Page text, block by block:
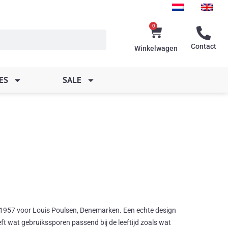
0
Winkelwagen
Winkelwagen Contact
SALE
voor Louis Poulsen, Denemarken. Een echte design
wat gebruikssporen passend bij de leeftijd zoals wat